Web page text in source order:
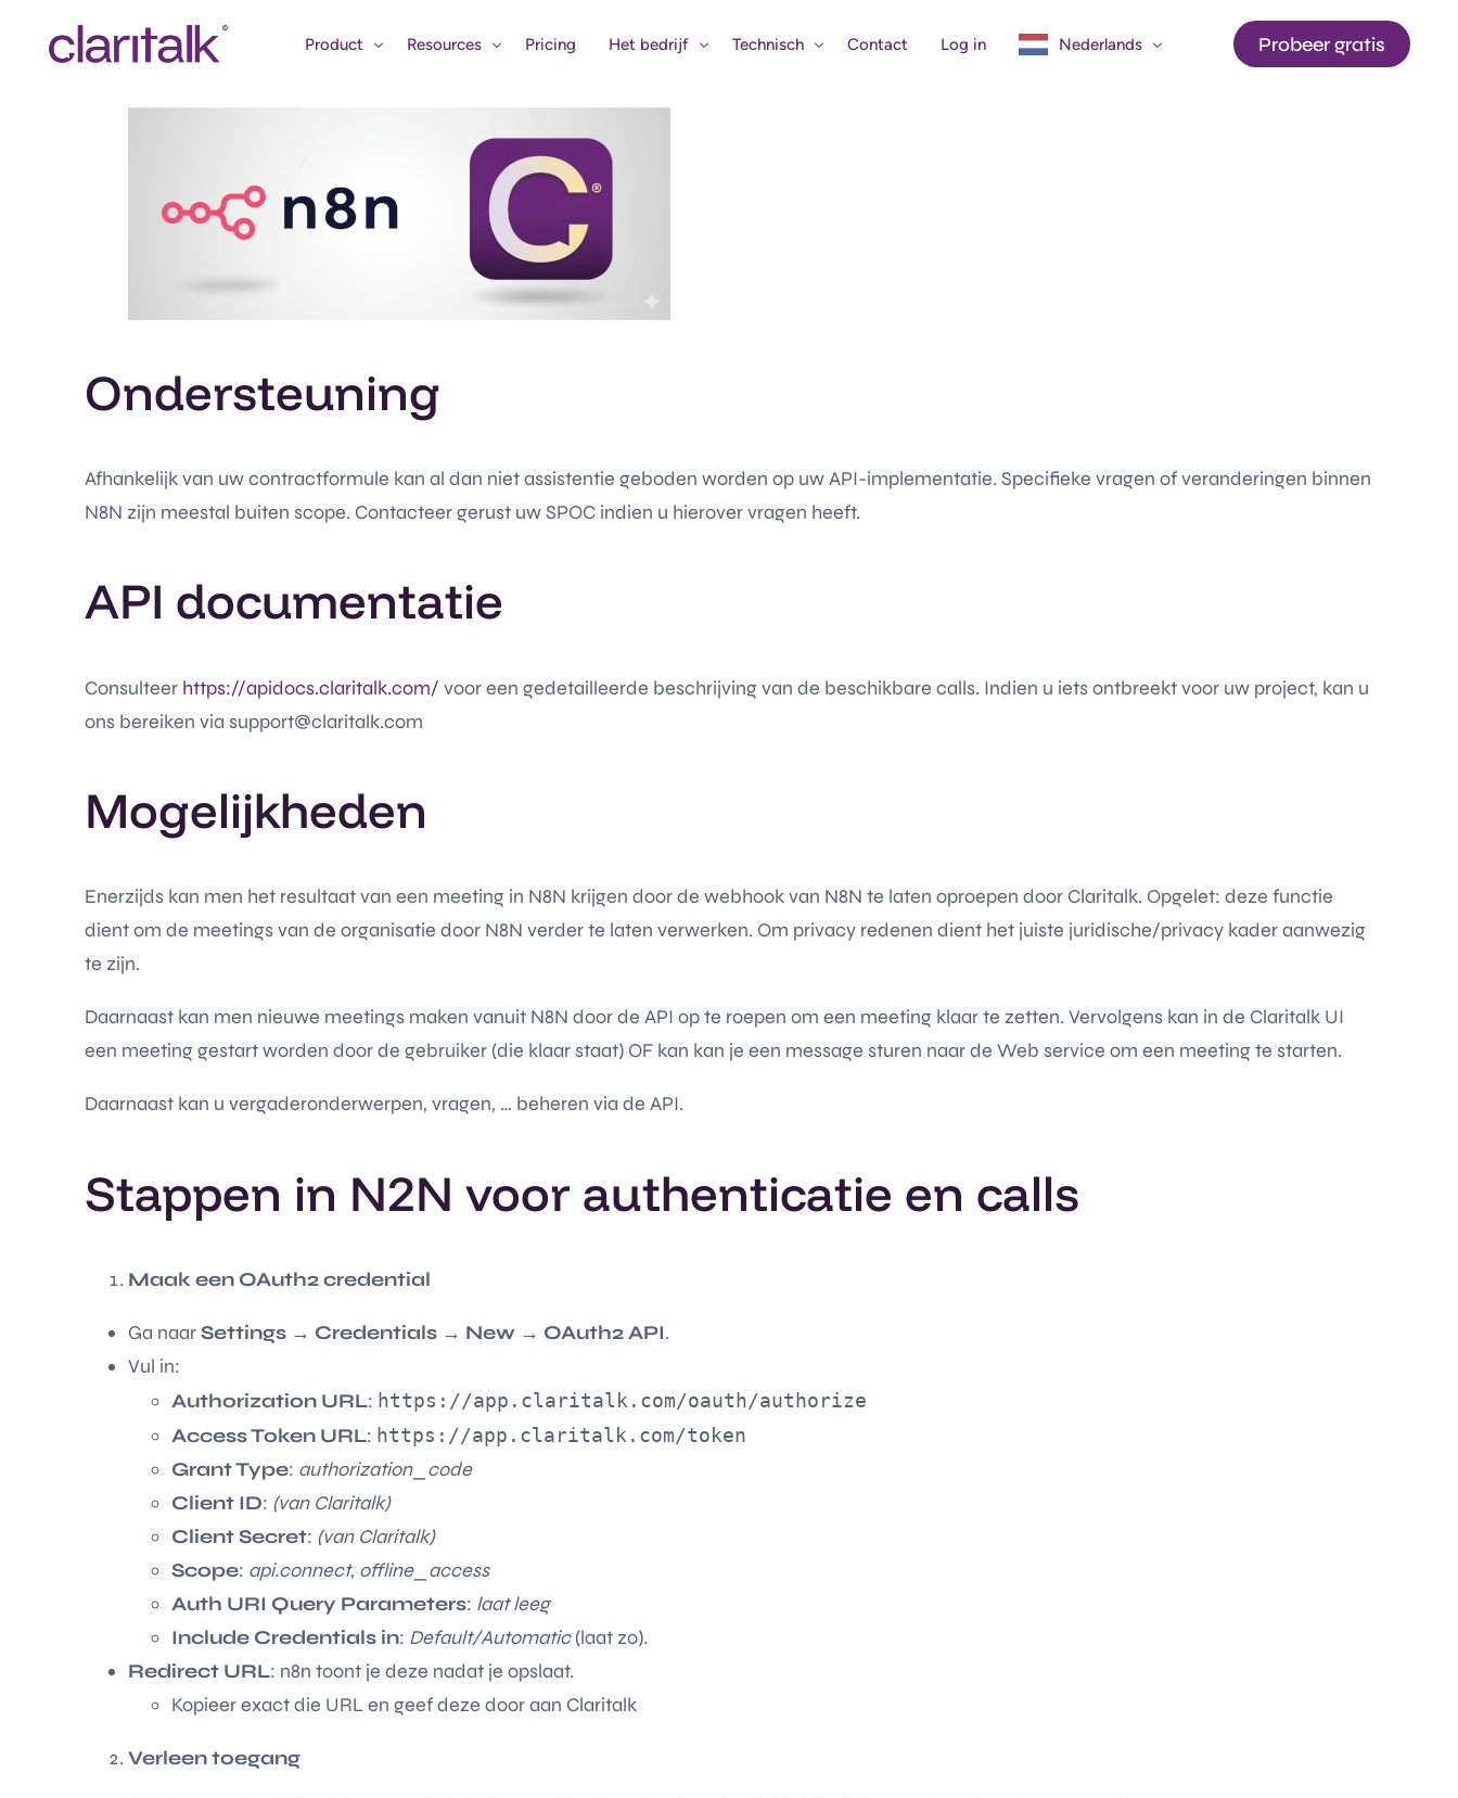
Product
Use cases
Resources
Academy
Marktintelligentie
Webinarpagina
Video’s en tips
Pricing Het bedrijf
Het verhaal
Technisch Contact Log in Nederlands Probeer gratis
Ondersteuning
Afhankelijk van uw contractformule kan al dan niet assistentie geboden worden op uw API-implementatie. Specifieke vragen of veranderingen binnen
N8N zijn meestal buiten scope. Contacteer gerust uw SPOC indien u hierover vragen heeft.
API documentatie
Consulteer https://apidocs.claritalk.com/ voor een gedetailleerde beschrijving van de beschikbare calls. Indien u iets ontbreekt voor uw project, kan u
ons bereiken via support@claritalk.com
Mogelijkheden
Enerzijds kan men het resultaat van een meeting in N8N krijgen door de webhook van N8N te laten oproepen door Claritalk. Opgelet: deze functie
dient om de meetings van de organisatie door N8N verder te laten verwerken. Om privacy redenen dient het juiste juridische/privacy kader aanwezig
te zijn.
Daarnaast kan men nieuwe meetings maken vanuit N8N door de API op te roepen om een meeting klaar te zetten. Vervolgens kan in de Claritalk UI
een meeting gestart worden door de gebruiker (die klaar staat) OF kan kan je een message sturen naar de Web service om een meeting te starten.
Daarnaast kan u vergaderonderwerpen, vragen, … beheren via de API.
Stappen in N2N voor authenticatie en calls
Maak een OAuth2 credential
Ga naarSettings → Credentials → New → OAuth2 API.
Vul in:
Authorization URL: https://app.claritalk.com/oauth/authorize
Access Token URL: https://app.claritalk.com/token
Grant Type: authorization_code
Client ID: (van Claritalk)
Client Secret: (van Claritalk)
Scope: api.connect, offline_access
Auth URI Query Parameters: laat leeg
Include Credentials in: Default/Automatic(laat zo).
Redirect URL: n8n toont je deze nadat je opslaat.
Kopieer exact die URL en geef deze door aan Claritalk
Verleen toegang